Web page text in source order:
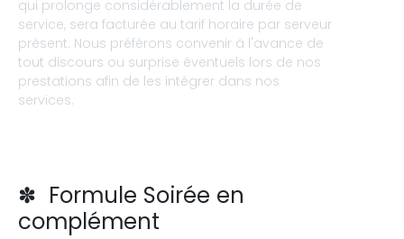
qui prolonge considérablement la durée de
service, sera facturée au tarif horaire par serveur
présent. Nous préférons convenir à l'avance de
tout discours ou surprise éventuels lors de nos
prestations afin de les intégrer dans nos
services.
✽ Formule Soirée en
complément